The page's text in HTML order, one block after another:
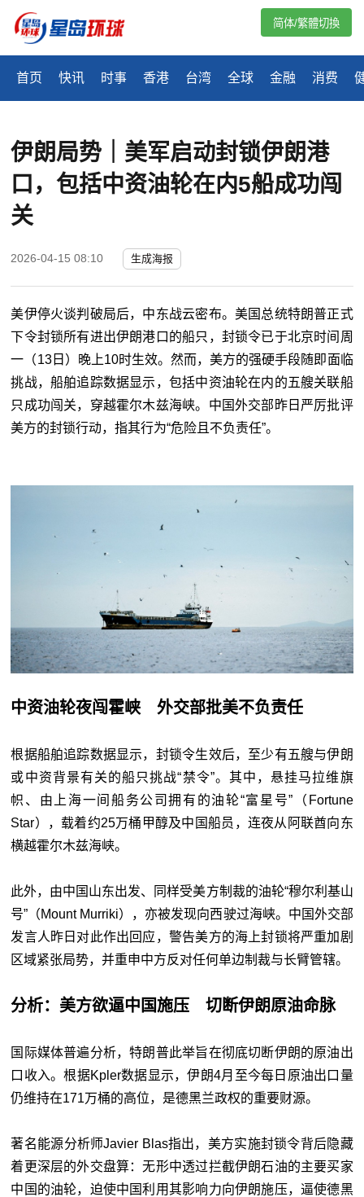
首页 快讯 时事 香港 台湾 全球 金融 消费
简体/繁體切換
伊朗局势｜美军启动封锁伊朗港
口，包括中资油轮在内5船成功闯
关
2026-04-15 08:10 生成海报
美伊停火谈判破局后，中东战云密布。美国总统特朗普正式
下令封锁所有进出伊朗港口的船只，封锁令已于北京时间周
一（13日）晚上10时生效。然而，美方的强硬手段随即面临
挑战，船舶追踪数据显示，包括中资油轮在内的五艘关联船
只成功闯关，穿越霍尔木兹海峡。中国外交部昨日严厉批评
美方的封锁行动，指其行为“危险且不负责任”。
中资油轮夜闯霍峡 外交部批美不负责任
根据船舶追踪数据显示，封锁令生效后，至少有五艘与伊朗
或中资背景有关的船只挑战“禁令”。其中，悬挂马拉维旗
帜、由上海一间船务公司拥有的油轮“富星号”（Fortune
Star），载着约25万桶甲醇及中国船员，连夜从阿联酋向东
横越霍尔木兹海峡。
此外，由中国山东出发、同样受美方制裁的油轮“穆尔利基山
号”（Mount Murriki），亦被发现向西驶过海峡。中国外交部
发言人昨日对此作出回应，警告美方的海上封锁将严重加剧
区域紧张局势，并重申中方反对任何单边制裁与长臂管辖。
分析：美方欲逼中国施压 切断伊朗原油命脉
国际媒体普遍分析，特朗普此举旨在彻底切断伊朗的原油出
口收入。根据Kpler数据显示，伊朗4月至今每日原油出口量
仍维持在171万桶的高位，是德黑兰政权的重要财源。
著名能源分析师Javier Blas指出，美方实施封锁令背后隐藏
着更深层的外交盘算：无形中透过拦截伊朗石油的主要买家
中国的油轮，迫使中国利用其影响力向伊朗施压，逼使德黑